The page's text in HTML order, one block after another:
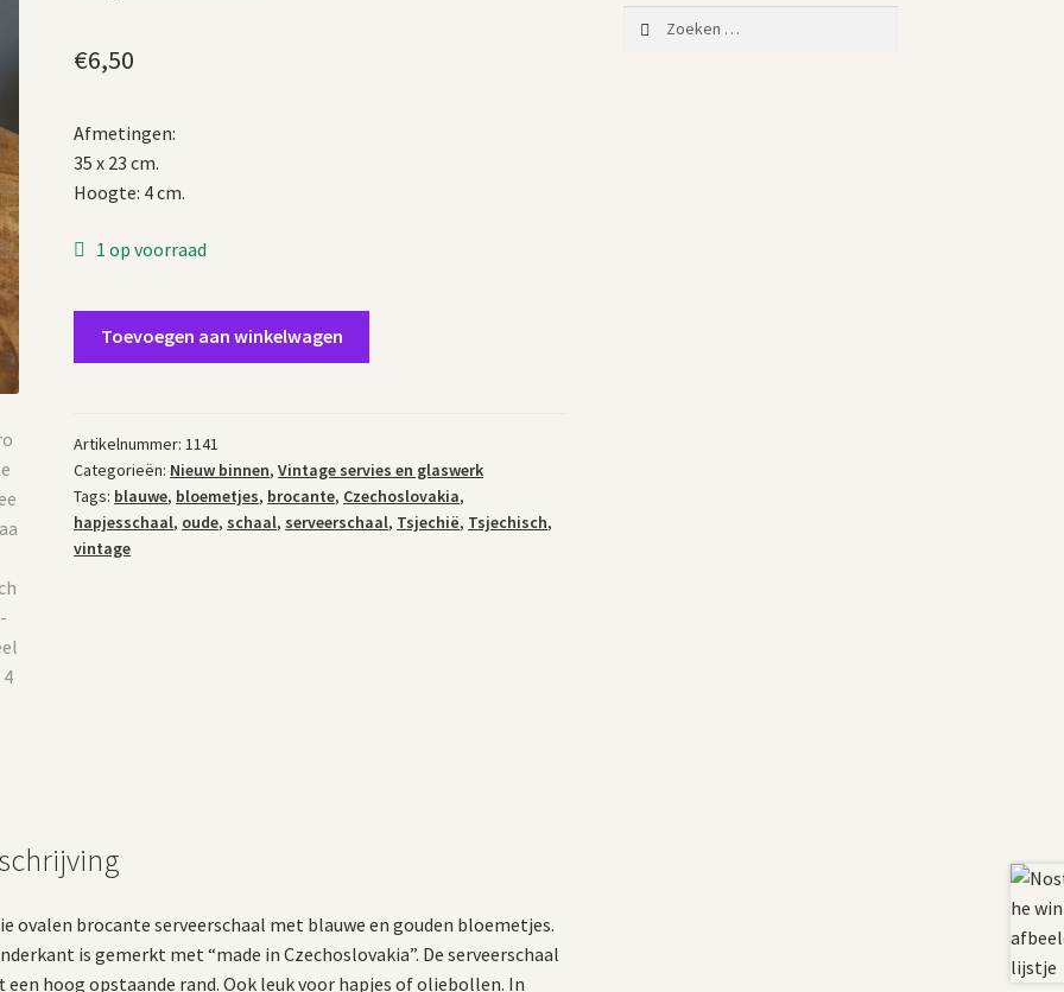
€6,50
Afmetingen:
35 x 23 cm.
Hoogte: 4 cm.
1 op voorraad
serveerschaal
Toevoegen aan winkelwagen
Artikelnummer:1141
Categorieën: Nieuw binnen,Vintage servies en glaswerk
Tags: blauwe, bloemetjes, brocante, Czechoslovakia,
hapjesschaal, oude, schaal, serveerschaal, Tsjechië, Tsjechisch,
vintage
ovalen brocante serveerschaal met blauwe en gouden bloemetjes.
is gemerkt met “made in Czechoslovakia”. De serveerschaal
een hoog opstaande rand. Ook leuk voor hapjes of oliebollen. In